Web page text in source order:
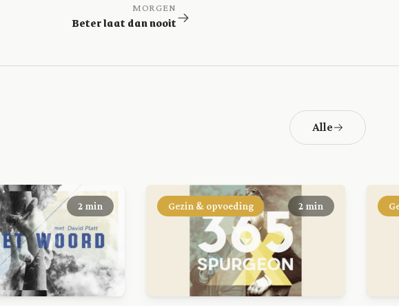
MORGEN
Beter laat dan nooit
Alle
2 min Gezin & opvoeding 2 min